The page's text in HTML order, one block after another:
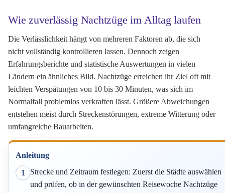
Wie zuverlässig Nachtzüge im Alltag laufen
Die Verlässlichkeit hängt von mehreren Faktoren ab, die sich
nicht vollständig kontrollieren lassen. Dennoch zeigen
Erfahrungsberichte und statistische Auswertungen in vielen
Ländern ein ähnliches Bild. Nachtzüge erreichen ihr Ziel oft mit
leichten Verspätungen von 10 bis 30 Minuten, was sich im
Normalfall problemlos verkraften lässt. Größere Abweichungen
entstehen meist durch Streckenstörungen, extreme Witterung oder
umfangreiche Bauarbeiten.
Anleitung
1
Strecke und Zeitraum festlegen: Zuerst die Städte auswählen
und prüfen, ob in der gewünschten Reisewoche Nachtzüge